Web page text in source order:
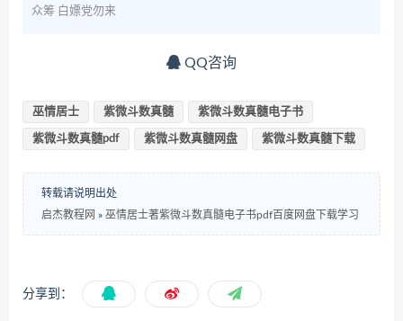
众筹 白嫖党勿来
QQ咨询
巫情居士 紫微斗数真髓 紫微斗数真髓电子书
紫微斗数真髓pdf 紫微斗数真髓网盘 紫微斗数真髓下载
转载请说明出处
启杰教程网 » 巫情居士著紫微斗数真髓电子书pdf百度网盘下载学习
分享到：